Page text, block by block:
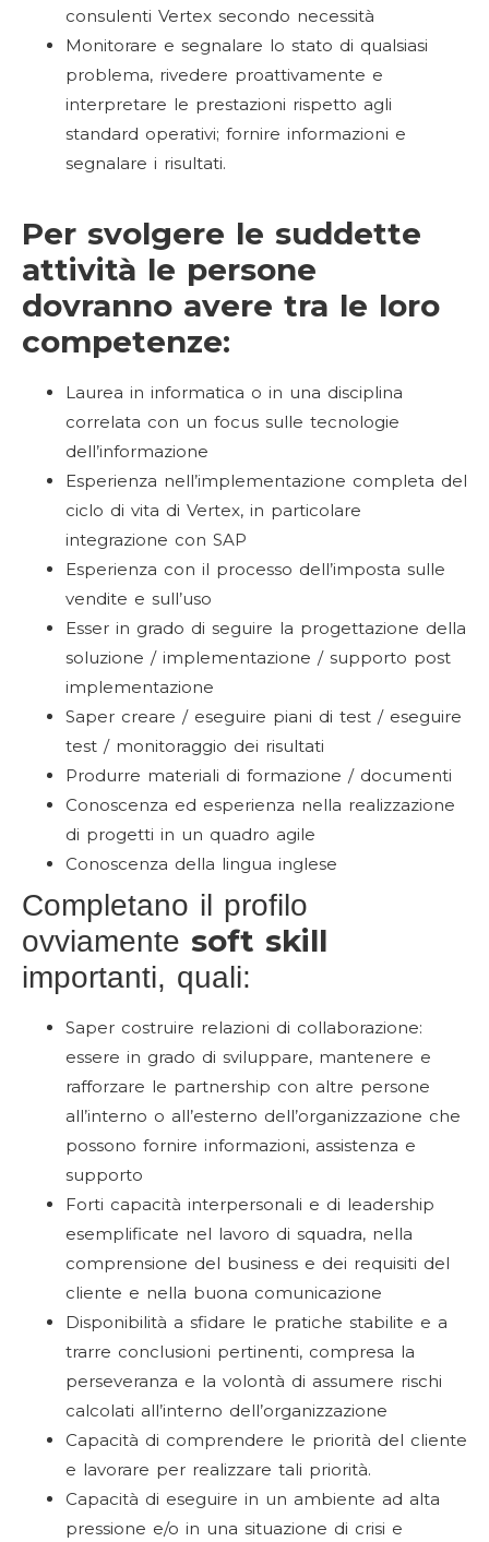
consulenti Vertex secondo necessità
Monitorare e segnalare lo stato di qualsiasi
problema, rivedere proattivamente e
interpretare le prestazioni rispetto agli
standard operativi; fornire informazioni e
segnalare i risultati.
Per svolgere le suddette
attività le persone
dovranno avere tra le loro
competenze:
Laurea in informatica o in una disciplina
correlata con un focus sulle tecnologie
dell’informazione
Esperienza nell’implementazione completa del
ciclo di vita di Vertex, in particolare
integrazione con SAP
Esperienza con il processo dell’imposta sulle
vendite e sull’uso
Esser in grado di seguire la progettazione della
soluzione / implementazione / supporto post
implementazione
Saper creare / eseguire piani di test / eseguire
test / monitoraggio dei risultati
Produrre materiali di formazione / documenti
Conoscenza ed esperienza nella realizzazione
di progetti in un quadro agile
Conoscenza della lingua inglese
Completano il profilo
ovviamente soft skill
importanti, quali:
Saper costruire relazioni di collaborazione:
essere in grado di sviluppare, mantenere e
rafforzare le partnership con altre persone
all’interno o all’esterno dell’organizzazione che
possono fornire informazioni, assistenza e
supporto
Forti capacità interpersonali e di leadership
esemplificate nel lavoro di squadra, nella
comprensione del business e dei requisiti del
cliente e nella buona comunicazione
Disponibilità a sfidare le pratiche stabilite e a
trarre conclusioni pertinenti, compresa la
perseveranza e la volontà di assumere rischi
calcolati all’interno dell’organizzazione
Capacità di comprendere le priorità del cliente
e lavorare per realizzare tali priorità.
Capacità di eseguire in un ambiente ad alta
pressione e/o in una situazione di crisi e